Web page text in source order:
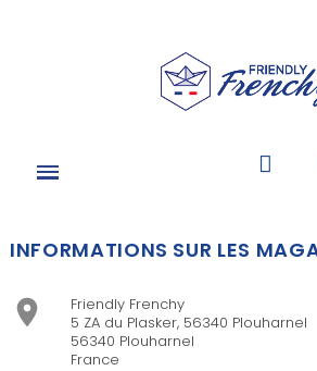
INFORMATIONS SUR LES

Friendly Frenchy
5 ZA du Plasker, 56340 Plouharnel
56340 Plouharnel
France